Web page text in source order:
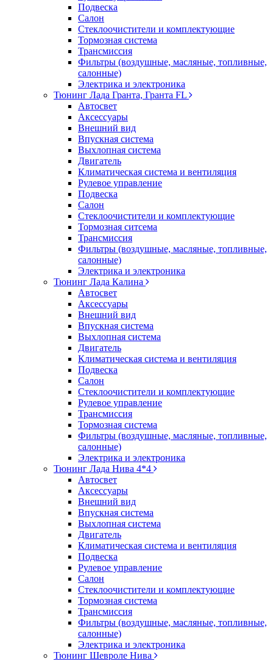
Подвеска
Салон
Стеклоочистители и комплектующие
Тормозная система
Трансмиссия
Фильтры (воздушные, масляные, топливные,
салонные)
Электрика и электроника
Тюнинг Лада Гранта, Гранта FL
Автосвет
Аксессуары
Внешний вид
Впускная система
Выхлопная система
Двигатель
Климатическая система и вентиляция
Рулевое управление
Подвеска
Салон
Стеклоочистители и комплектующие
Тормозная ситсема
Трансмиссия
Фильтры (воздушные, масляные, топливные,
салонные)
Электрика и электроника
Тюнинг Лада Калина
Автосвет
Аксессуары
Внешний вид
Впускная система
Выхлопная система
Двигатель
Климатическая система и вентиляция
Подвеска
Салон
Стеклоочистители и комплектующие
Рулевое управление
Трансмиссия
Тормозная система
Фильтры (воздушные, масляные, топливные,
салонные)
Электрика и электроника
Тюнинг Лада Нива 4*4
Автосвет
Аксессуары
Внешний вид
Впускная система
Выхлопная система
Двигатель
Климатическая система и вентиляция
Подвеска
Рулевое управление
Салон
Стеклоочистители и комплектующие
Тормозная система
Трансмиссия
Фильтры (воздушные, масляные, топливные,
салонные)
Электрика и электроника
Тюнинг Шевроле Нива